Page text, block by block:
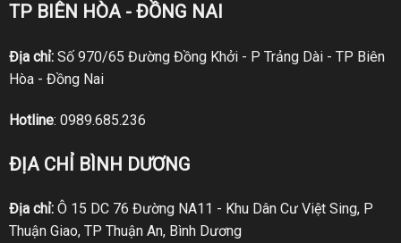
TP BIÊN HÒA - ĐỒNG NAI
Địa chỉ:Số 970/65 Đường Đồng Khởi - P Trảng Dài - TP Biên
Hòa - Đồng Nai
Hotline: 0989.685.236
ĐỊA CHỈ BÌNH DƯƠNG
Địa chỉ:Ô 15 DC 76 Đường NA11 - Khu Dân Cư Việt Sing, P
Thuận Giao, TP Thuận An, Bình Dương